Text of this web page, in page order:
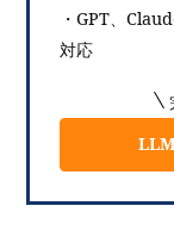
・GPT、
対応